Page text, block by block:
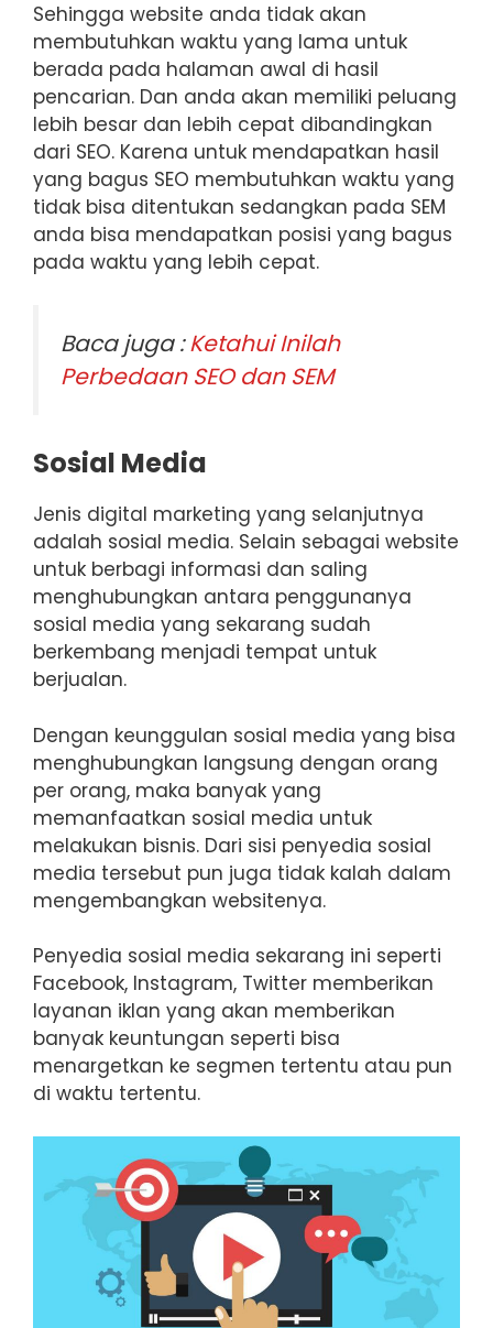
Sehingga website anda tidak akan
membutuhkan waktu yang lama untuk
berada pada halaman awal di hasil
pencarian. Dan anda akan memiliki peluang
lebih besar dan lebih cepat dibandingkan
dari SEO. Karena untuk mendapatkan hasil
yang bagus SEO membutuhkan waktu yang
tidak bisa ditentukan sedangkan pada SEM
anda bisa mendapatkan posisi yang bagus
pada waktu yang lebih cepat.
Baca juga :Ketahui Inilah
Perbedaan SEO dan SEM
Sosial Media
Jenis digital marketing yang selanjutnya
adalah sosial media. Selain sebagai website
untuk berbagi informasi dan saling
menghubungkan antara penggunanya
sosial media yang sekarang sudah
berkembang menjadi tempat untuk
berjualan.
Dengan keunggulan sosial media yang bisa
menghubungkan langsung dengan orang
per orang, maka banyak yang
memanfaatkan sosial media untuk
melakukan bisnis. Dari sisi penyedia sosial
media tersebut pun juga tidak kalah dalam
mengembangkan websitenya.
Penyedia sosial media sekarang ini seperti
Facebook, Instagram, Twitter memberikan
layanan iklan yang akan memberikan
banyak keuntungan seperti bisa
menargetkan ke segmen tertentu atau pun
di waktu tertentu.